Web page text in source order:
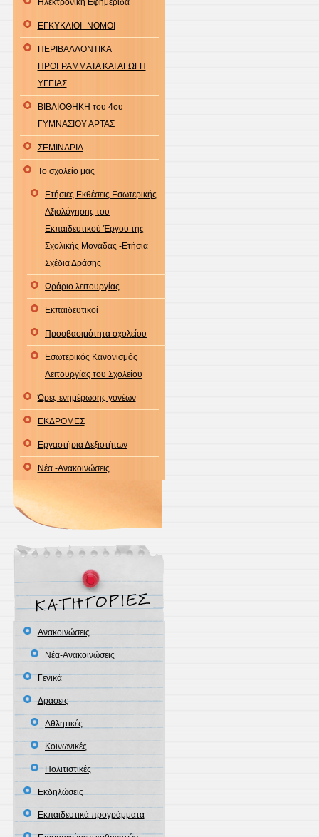
Ηλεκτρονική Εφημερίδα
ΕΓΚΥΚΛΙΟΙ- ΝΟΜΟΙ
ΠΕΡΙΒΑΛΛΟΝΤΙΚΑ
ΠΡΟΓΡΑΜΜΑΤΑ ΚΑΙ ΑΓΩΓΗ
ΥΓΕΙΑΣ
ΒΙΒΛΙΟΘΗΚΗ του 4ου
ΓΥΜΝΑΣΙΟΥ ΑΡΤΑΣ
ΣΕΜΙΝΑΡΙΑ
Το σχολείο μας
Ετήσιες Εκθέσεις Εσωτερικής
Αξιολόγησης του
Εκπαιδευτικού Έργου της
Σχολικής Μονάδας -Ετήσια
Σχέδια Δράσης
Ωράριο λειτουργίας
Εκπαιδευτικοί
Προσβασιμότητα σχολείου
Εσωτερικός Κανονισμός
Λειτουργίας του Σχολείου
Ώρες ενημέρωσης γονέων
ΕΚΔΡΟΜΕΣ
Εργαστήρια Δεξιοτήτων
Νέα -Ανακοινώσεις
Ανακοινώσεις
Νέα-Ανακοινώσεις
Γενικά
Δράσεις
Αθλητικές
Κοινωνικές
Πολιτιστικές
Εκδηλώσεις
Εκπαιδευτικά προγράμματα